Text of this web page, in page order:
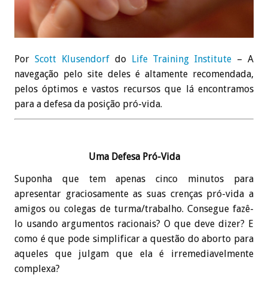
Por Scott Klusendorfdo Life Training Institute – A
navegação pelo site deles é altamente recomendada,
pelos óptimos e vastos recursos que lá encontramos
para a defesa da posição pró-vida.
Uma Defesa Pró-Vida
Suponha que tem apenas cinco minutos para
apresentar graciosamente as suas crenças pró-vida a
amigos ou colegas de turma/trabalho. Consegue fazê-
lo usando argumentos racionais? O que deve dizer? E
como é que pode simplificar a questão do aborto para
aqueles que julgam que ela é irremediavelmente
complexa?